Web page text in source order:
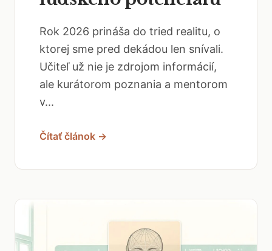
Rok 2026 prináša do tried realitu, o
ktorej sme pred dekádou len snívali.
Učiteľ už nie je zdrojom informácií,
ale kurátorom poznania a mentorom
v...
Čítať článok →